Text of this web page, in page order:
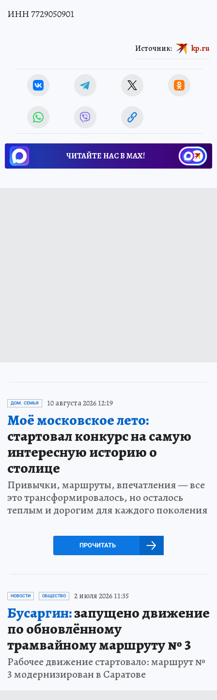
ИНН 7729050901
Источник: kp.ru
ЧИТАЙТЕ НАС В МАХ!
ДОМ. СЕМЬЯ 10 августа 2026 12:19
Моё московское лето:
стартовал конкурс на самую
интересную историю о
столице
Привычки, маршруты, впечатления — все
это трансформировалось, но осталось
теплым и дорогим для каждого поколения
ПРОЧИТАТЬ
НОВОСТИ ОБЩЕСТВО 2 июля 2026 11:35
Бусаргин:запущено движение
по обновлённому
трамвайному маршруту № 3
Рабочее движение стартовало: маршрут №
3 модернизирован в Саратове